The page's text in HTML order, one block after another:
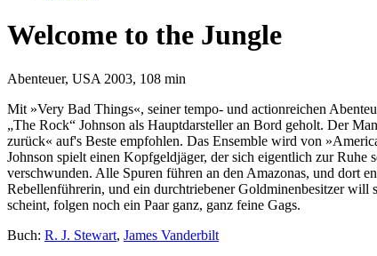
Welcome to the Jungle
Abenteuer, USA 2003, 108 min
Mit »Very Bad Things«, seiner tempo- und actionreichen
„The Rock“ Johnson als Hauptdarsteller an Bord geholt. Der
zurück« auf's Beste empfohlen. Das Ensemble wird von
Johnson spielt einen Kopfgeldjäger, der sich eigentlich zur Ruhe
verschwunden. Alle Spuren führen an den Amazonas, und dort
Rebellenführerin, und ein durchtriebener Goldminenbesitzer will
scheint, folgen noch ein Paar ganz, ganz feine Gags.
Buch: R. J. Stewart, James Vanderbilt